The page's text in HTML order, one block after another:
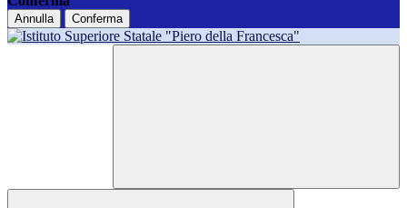
Annulla Conferma